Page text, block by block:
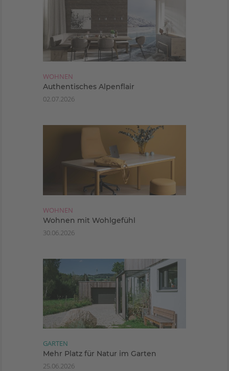
WOHNEN
Authentisches Alpenflair
02.07.2026
WOHNEN
Wohnen mit Wohlgefühl
30.06.2026
GARTEN
Mehr Platz für Natur im Garten
25.06.2026